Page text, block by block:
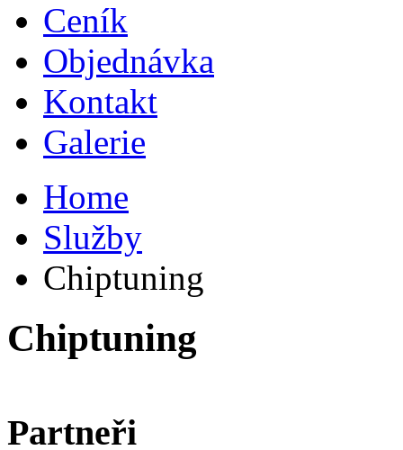
Ceník
Objednávka
Kontakt
Galerie
Home
Služby
Chiptuning
Chiptuning
Partneři